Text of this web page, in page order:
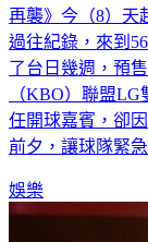
再襲》今（8）天
過往紀錄，來到
了台日幾週，預
（KBO）聯盟
任開球嘉賓，卻
前夕，讓球隊緊急
娛樂